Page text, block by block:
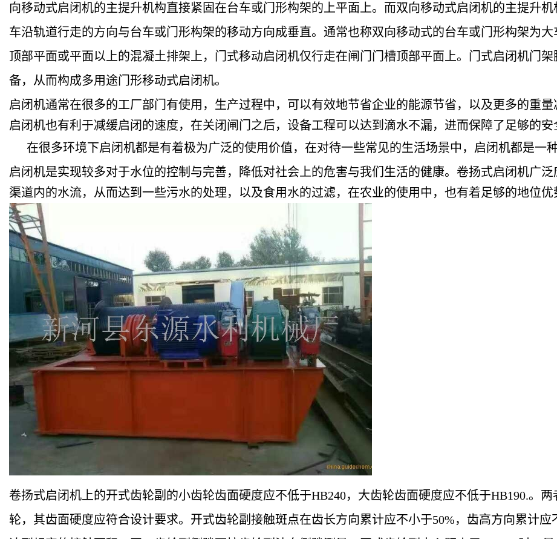
向移动式启闭机的主提升机构直接紧固在台车或门形构架的上平面上。而双向移动式启闭机的主提升
车沿轨道行走的方向与台车或门形构架的移动方向成垂直。通常也称双向移动式的台车或门形构架为
顶部平面或平面以上的混凝土排架上，门式移动启闭机仅行走在闸门门槽顶部平面上。门式启闭机门
备，从而构成多用途门形移动式启闭机。
启闭机通常在很多的工厂部门有使用，生产过程中，可以有效地节省企业的能源节省，以及更多的重
启闭机也有利于减缓启闭的速度，在关闭闸门之后，设备工程可以达到滴水不漏，进而保障了足够的安
在很多环境下启闭机都是有着极为广泛的使用价值，在对待一些常见的生活场景中，启闭机都是一
启闭机是实现较多对于水位的控制与完善，降低对社会上的危害与我们生活的健康。 卷扬式启闭机广泛
渠道内的水流，从而达到一些污水的处理，以及食用水的过滤，在农业的使用中，也有着足够的地位优
卷扬式启闭机上的开式齿轮副的小齿轮齿面硬度应不低于HB240，大齿轮齿面硬度应不低于HB190.。
轮，其齿面硬度应符合设计要求。开式齿轮副接触斑点在齿长方向累计应不小于50%，齿高方向累计